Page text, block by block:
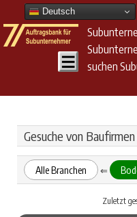
Deutsch
suchen
Gesuche von
Alle Branchen ⇐
Zuletzt